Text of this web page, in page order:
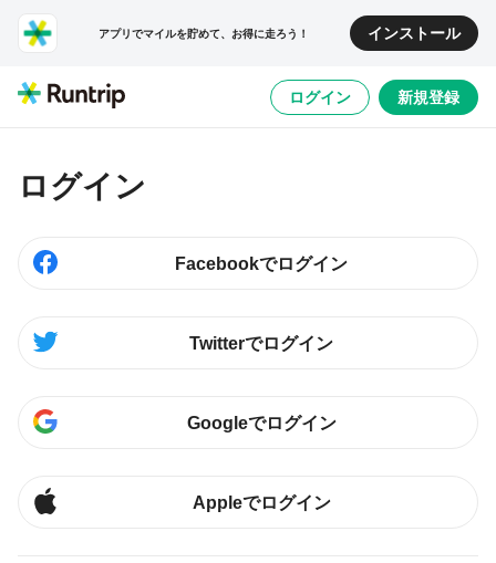
アプリでマイルを貯めて、お得に走ろう！ インストール
ログイン 新規登録
ログイン
Facebookでログイン
Twitterでログイン
Googleでログイン
Appleでログイン